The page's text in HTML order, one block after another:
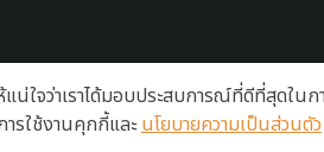
น่ใจว่าเราได้มอบประสบการณ์ที่ดีที่สุดใ
รใช้งานคุกกี้และนโยบายความเป็นส่วนตัว